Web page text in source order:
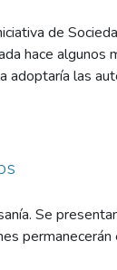
de
hace algunos
las
Se
permanecerán